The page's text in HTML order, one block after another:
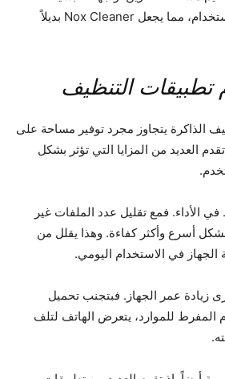
والعملية تجعله سهل الاستخدام، مما يجعل Nox Cleaner بديلاً
تطبيقات التنظيف
الذاكرة يتجاوز مجرد توفير مساحة على
العديد من المزايا التي تؤثر بشكل
الأداء. فمع تقليل عدد الملفات غير
أسرع وأكثر كفاءة. وهذا يقلل من
في الاستخدام اليومي.
زيادة عمر الجهاز. فبتجنب تحميل
المفرط للموارد، يتعرض الهاتف لتلف